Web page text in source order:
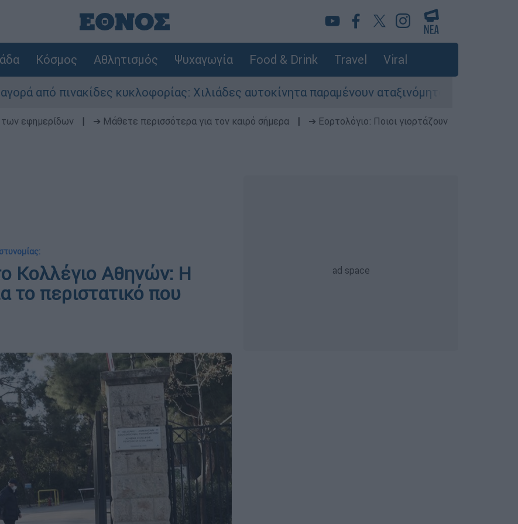
Κόσμος Αθλητισμός Ψυχαγωγία Food & Drink Travel Viral
κυκλοφορίας: Χιλιάδες αυτοκίνητα παραμένουν αταξινόμητα - Λύση αναζητά το
εφημερίδων ➔ Μάθετε περισσότερα για τον καιρό σήμερα
➔ Εορτολόγιο: Ποιοι γιορτάζουν
Κολλέγιο Αθηνών: Η
το περιστατικό που